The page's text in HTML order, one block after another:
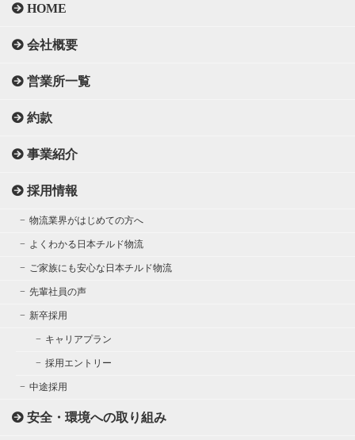
HOME
会社概要
営業所一覧
約款
事業紹介
採用情報
物流業界がはじめての方へ
よくわかる日本チルド物流
ご家族にも安心な日本チルド物流
先輩社員の声
新卒採用
キャリアプラン
採用エントリー
中途採用
安全・環境への取り組み